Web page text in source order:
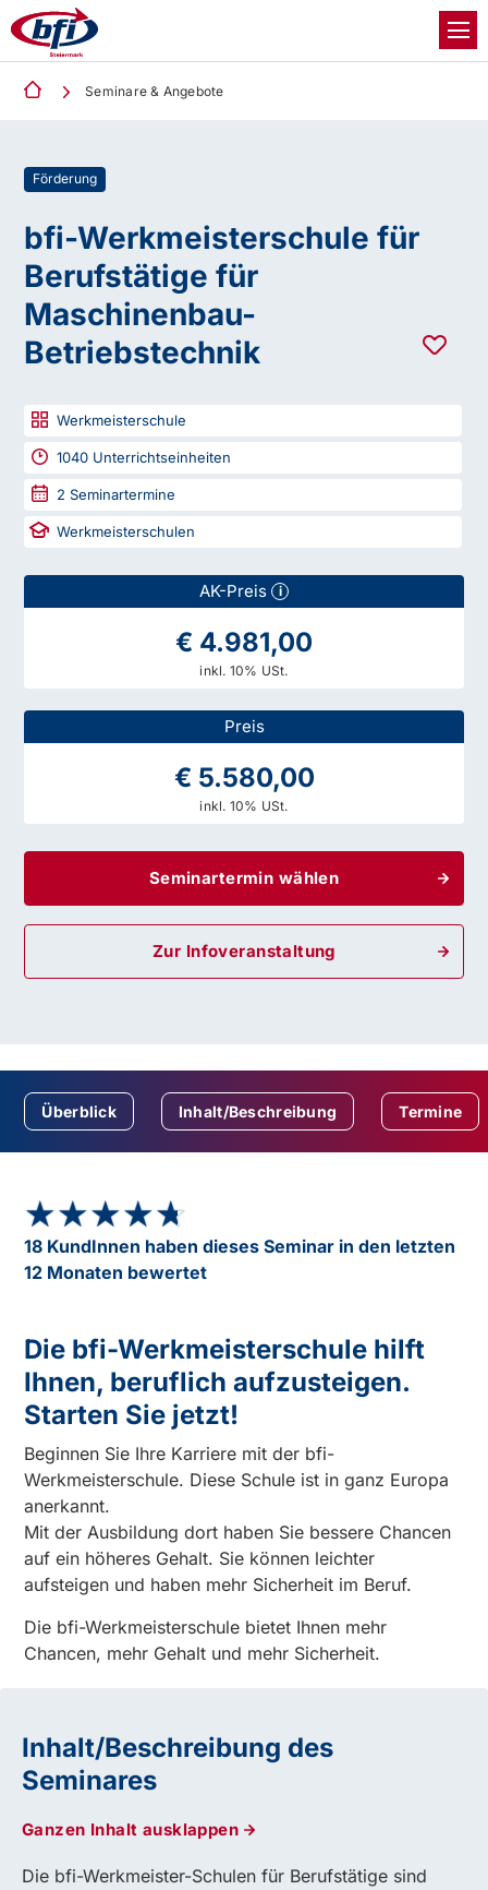
Seminare & Angebote
Förderung
bfi-Werkmeisterschule für
Berufstätige für
Maschinenbau-
Betriebstechnik
Werkmeisterschule
1040 Unterrichtseinheiten
2 Seminartermine
Werkmeisterschulen
AK-Preis i
€ 4.981,00
inkl. 10% USt.
Preis
€ 5.580,00
inkl. 10% USt.
Seminartermin wählen
Zur Infoveranstaltung
Überblick Inhalt/Beschreibung Termine
★★★★★
★★★★★
18 KundInnen haben dieses Seminar in den letzten
12 Monaten bewertet
Die bfi-Werkmeisterschule hilft
Ihnen, beruflich aufzusteigen.
Starten Sie jetzt!
Beginnen Sie Ihre Karriere mit der bfi-
Werkmeisterschule. Diese Schule ist in ganz Europa
anerkannt.
Mit der Ausbildung dort haben Sie bessere Chancen
auf ein höheres Gehalt. Sie können leichter
aufsteigen und haben mehr Sicherheit im Beruf.
Die bfi-Werkmeisterschule bietet Ihnen mehr
Chancen, mehr Gehalt und mehr Sicherheit.
Inhalt/Beschreibung des
Seminares
Ganzen Inhalt ausklappen
Die bfi-Werkmeister-Schulen für Berufstätige sind